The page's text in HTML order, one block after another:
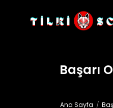
Başarı
Ana Sayfa